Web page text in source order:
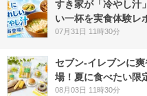
すき家が「冷やし汁
い一杯を実食体験レ
07月31日 11時30分
セブン‐イレブンに
場！夏に食べたい限
08月03日 11時30分